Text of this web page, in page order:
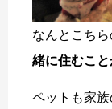
なんとこちら
緒に住むこ
ペットも家